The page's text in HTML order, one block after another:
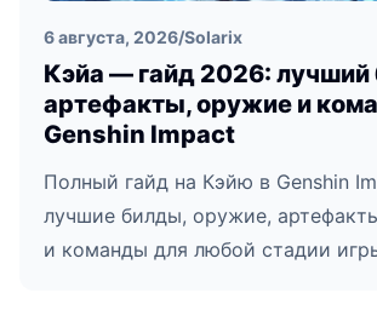
6 августа, 2026/Solarix
Кэйа — гайд 2026: лучший
артефакты, оружие и
Genshin Impact
Полный гайд на Кэйю в Genshin
лучшие билды, оружие,
и команды для любой стадии